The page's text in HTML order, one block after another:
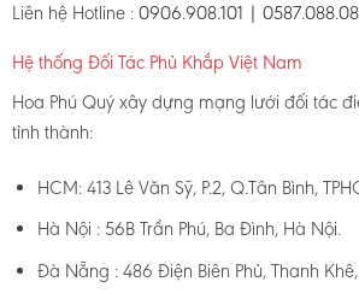
Liên hệ Hotline : 0906.908.101 |
Hệ thống Đối Tác Phủ Khắp Việt Nam
Hoa Phú Quý xây dựng mạng lưới đối tác
tỉnh thành:
HCM: 413 Lê Văn Sỹ, P.2, Q.Tân Bình,
Hà Nội : 56B Trần Phú, Ba Đình, Hà Nội.
Đà Nẵng : 486 Điện Biên Phủ, Thanh